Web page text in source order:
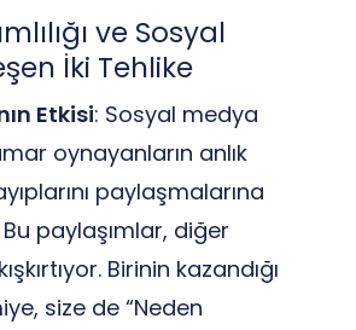
ve Sosyal
İki Tehlike
Etkisi: Sosyal medya
oynayanların anlık
paylaşmalarına
paylaşımlar, diğer
Birinin kazandığı
size de “Neden